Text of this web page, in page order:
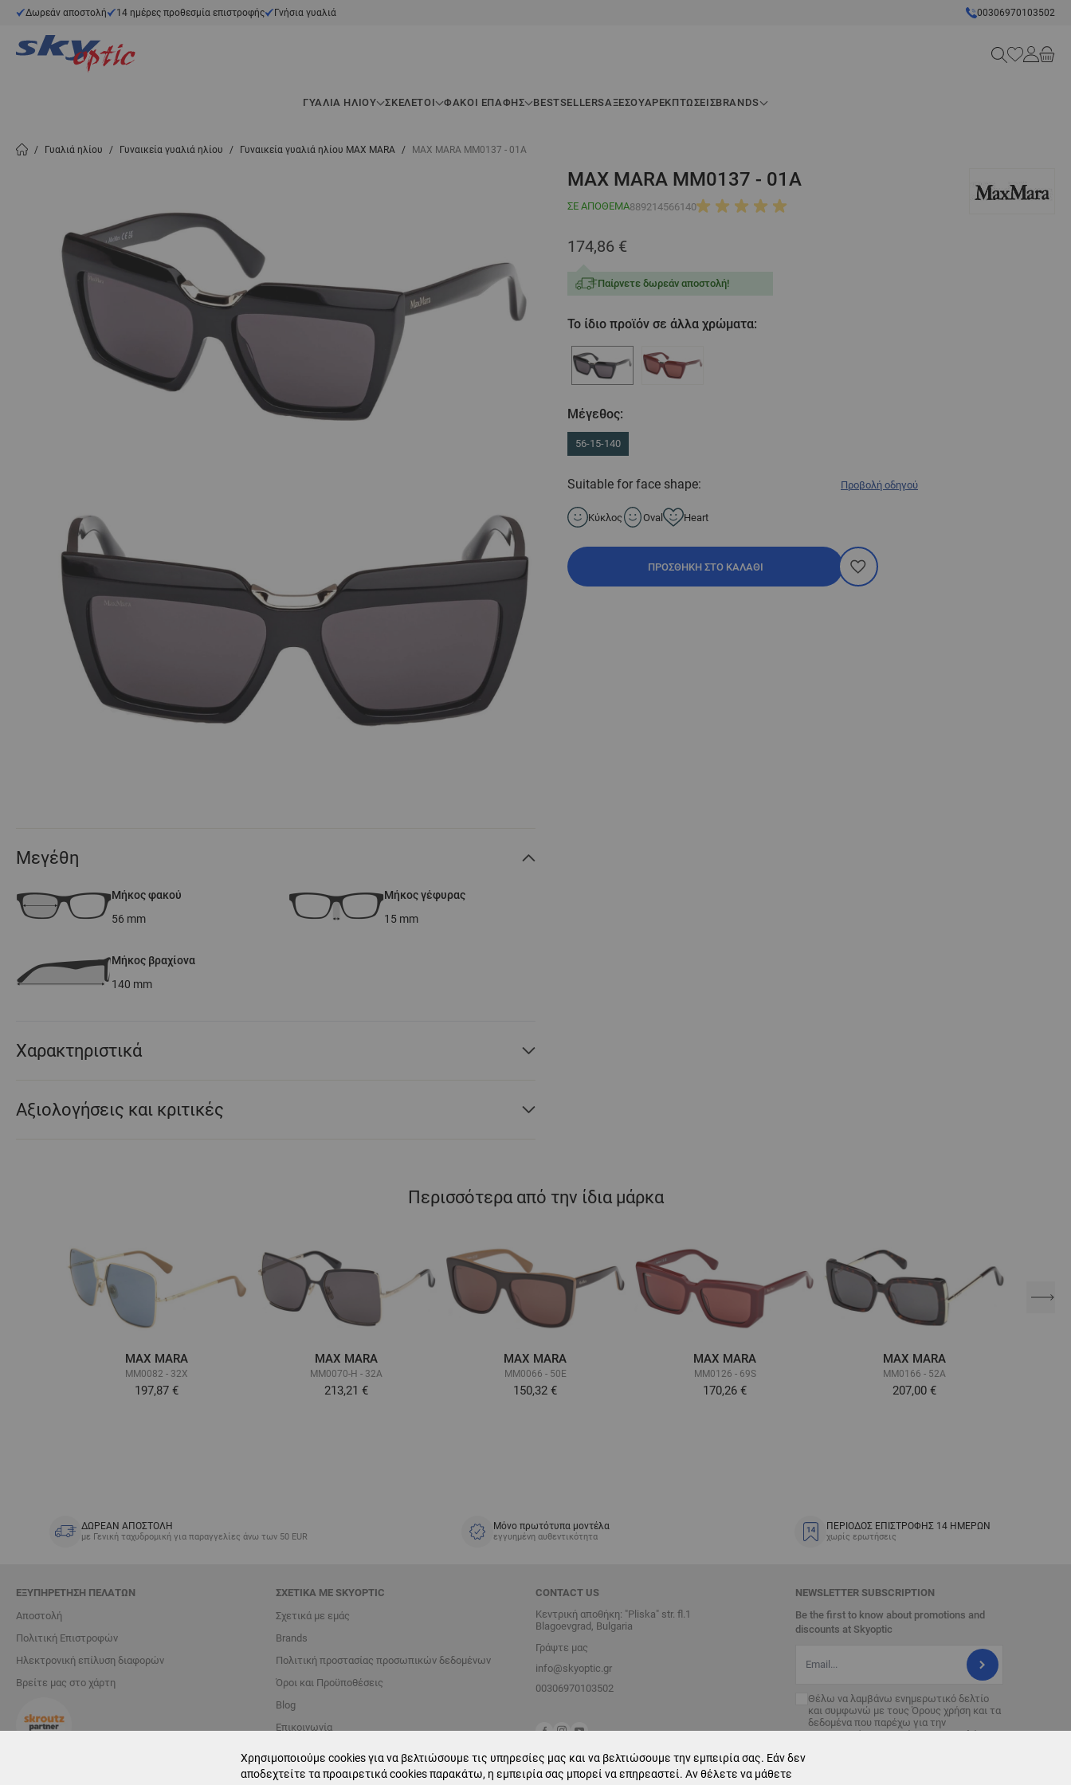
Χρησιμοποιούμε cookies για να βελτιώσουμε τις υπηρεσίες μας και να βελτιώσουμε την εμπειρία σας. Εάν δεν
αποδεχτείτε τα προαιρετικά cookies παρακάτω, η εμπειρία σας μπορεί να επηρεαστεί. Αν θέλετε να μάθετε
Μετάβαση στο περιεχόμενο
Δωρεάν αποστολή 14 ημέρες προθεσμία επιστροφής Γνήσια γυαλιά 00306970103502
Search
ΓΥΑΛΙΆ ΗΛΊΟΥ ΣΚΕΛΕΤΟΊ ΦΑΚΟΙ ΕΠΑΦΗΣ BESTSELLERSΑΞΕΣΟΥΆΡΕΚΠΤΏΣΕΙΣBRANDS
/ Γυαλιά ηλίου / Γυναικεία γυαλιά ηλίου / Γυναικεία γυαλιά ηλίου MAX MARA / MAX MARA MM0137 - 01A
MAX MARA MM0137 - 01A
ΣΕ ΑΠΌΘΕΜΑ889214566140
174,86 €
Παίρνετε δωρεάν αποστολή!
Το ίδιο προϊόν σε άλλα χρώματα:
Μέγεθος:
56-15-140
Suitable for face shape: Προβολή οδηγού
Κύκλος Oval Heart
ΠΡΟΣΘΉΚΗ ΣΤΟ ΚΑΛΆΘΙ
Μεγέθη
Μήκος φακού
56 mm
Μήκος γέφυρας
15 mm
Μήκος βραχίονα
140 mm
Χαρακτηριστικά
Αξιολογήσεις και κριτικές
Περισσότερα από την ίδια μάρκα
MAX MARA
MM0082 - 32X
197,87 €
MAX MARA
MM0070-H - 32A
213,21 €
MAX MARA
MM0066 - 50E
150,32 €
MAX MARA
MM0126 - 69S
170,26 €
MAX MARA
MM0166 - 52A
207,00 €
ΔΩΡΕΑΝ ΑΠΟΣΤΟΛΗ
με Γενική ταχυδρομική για παραγγελίες άνω των 50 EUR
Μόνο πρωτότυπα μοντέλα
εγγυημένη αυθεντικότητα
ΠΕΡΙΟΔΟΣ ΕΠΙΣΤΡΟΦΗΣ 14 ΗΜΕΡΩΝ
χωρίς ερωτήσεις
ΕΞΥΠΗΡΈΤΗΣΗ ΠΕΛΑΤΏΝ
Αποστολή
Πολιτική Επιστροφών
Ηλεκτρονική επίλυση διαφορών
Βρείτε μας στο χάρτη
ΣΧΕΤΙΚΆ ΜΕ SKYOPTIC
Σχετικά με εμάς
Brands
Πολιτική προστασίας προσωπικών δεδομένων
Όροι και Προϋποθέσεις
Blog
Επικοινωνία
CONTACT US
Κεντρική αποθήκη: "Pliska" str. fl.1
Blagoevgrad, Bulgaria
Γράψτε μας
info@skyoptic.gr
00306970103502
NEWSLETTER SUBSCRIPTION
Be the first to know about promotions and
discounts at Skyoptic
Θέλω να λαμβάνω ενημερωτικό δελτίο
και συμφωνώ με τους Όρους χρήση και τα
δεδομένα που παρέχω για την
επεξεργασία με σκοπό την αποστολή του